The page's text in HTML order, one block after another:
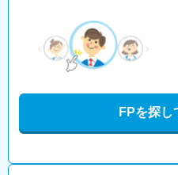
FPを探し